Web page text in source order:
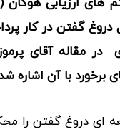
دروغ گفتن در کار
در مقاله آقای
برخورد با آن اشاره
ای دروغ گفتن را